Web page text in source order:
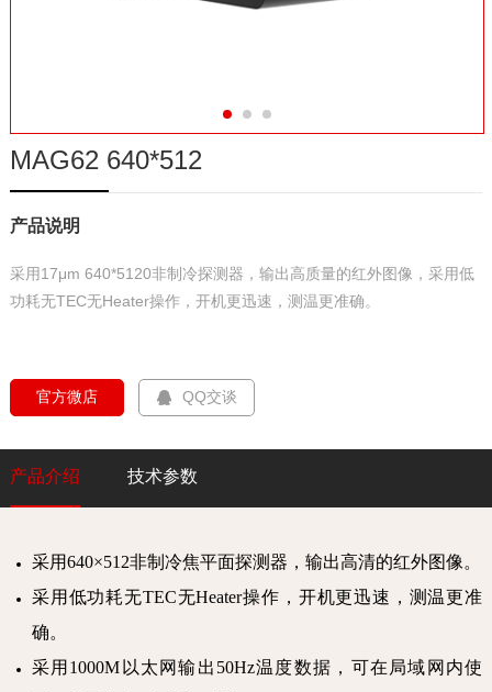
MAG62 640*512
产品说明
采用17μm 640*5120非制冷探测器，输出高质量的红外图像，采用低
功耗无TEC无Heater操作，开机更迅速，测温更准确。
  官方微店
QQ交谈
产品介绍 技术参数
采用640×512非制冷焦平面探测器，输出高清的红外图像。
采用低功耗无TEC无Heater操作，开机更迅速，测温更准
确。
采用1000M以太网输出50Hz温度数据，可在局域网内使